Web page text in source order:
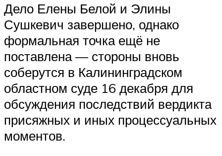
Дело Елены Белой и Элины
Сушкевич завершено, однако
формальная точка ещё не
поставлена — стороны вновь
соберутся в Калининградском
областном суде 16 декабря для
обсуждения последствий вердикта
присяжных и иных процессуальных
моментов.